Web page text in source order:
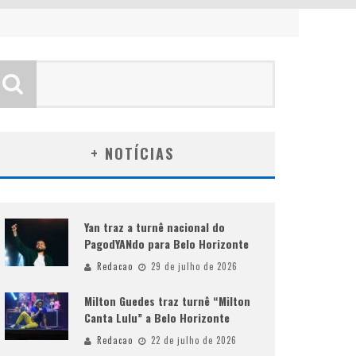
+ NOTÍCIAS
Yan traz a turnê nacional do
PagodYANdo para Belo Horizonte
Redacao 29 de julho de 2026
Milton Guedes traz turnê “Milton
Canta Lulu” a Belo Horizonte
Redacao 22 de julho de 2026